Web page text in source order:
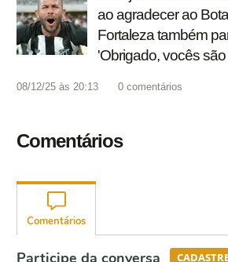
ao agradecer ao
Fortaleza também
'Obrigado, vocês são
08/12/25 às 20:13 0 comentários
Comentários